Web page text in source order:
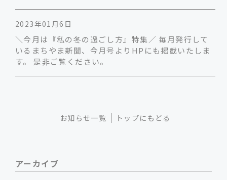
2023年01月6日
＼今月は『私の冬の過ごし方』特集／ 毎月発行して
いるまちやま新聞、今月号よりHPにも掲載いたしま
す。 是非ご覧ください。
お知らせ一覧 トップにもどる
アーカイブ